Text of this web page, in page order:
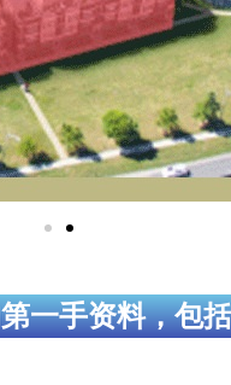
一手资料，包